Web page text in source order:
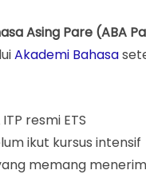
Asing Pare (ABA
Akademi Bahasa
resmi ETS
ikut kursus intensif
memang